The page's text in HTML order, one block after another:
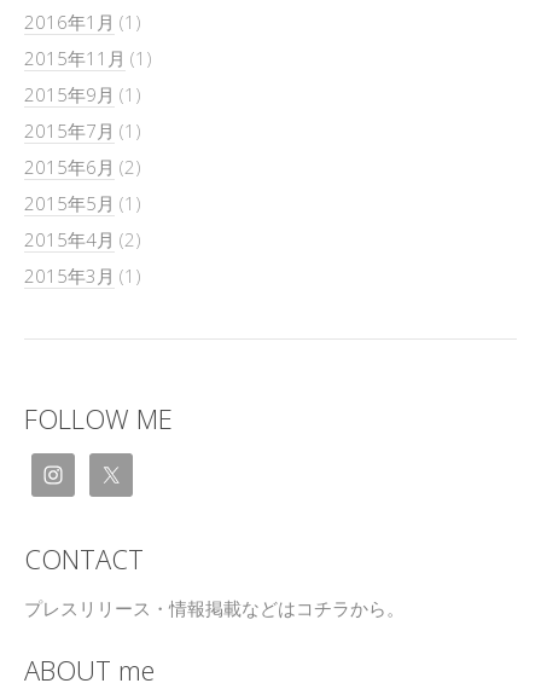
2016年1月 (1)
2015年11月 (1)
2015年9月 (1)
2015年7月 (1)
2015年6月 (2)
2015年5月 (1)
2015年4月 (2)
2015年3月 (1)
FOLLOW ME
CONTACT
プレスリリース・情報掲載などはコチラから。
ABOUT me